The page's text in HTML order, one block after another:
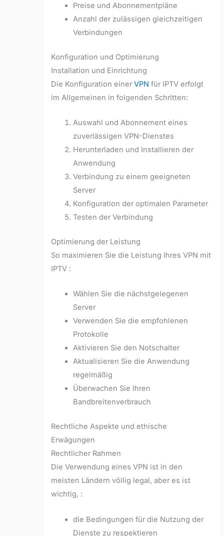
Preise und Abonnementpläne
Anzahl der zulässigen gleichzeitigen
Verbindungen
Konfiguration und Optimierung
Installation und Einrichtung
Die Konfiguration einerVPN für IPTV erfolgt
im Allgemeinen in folgenden Schritten:
Auswahl und Abonnement eines
zuverlässigen VPN-Dienstes
Herunterladen und Installieren der
Anwendung
Verbindung zu einem geeigneten
Server
Konfiguration der optimalen Parameter
Testen der Verbindung
Optimierung der Leistung
So maximieren Sie die Leistung Ihres VPN mit
IPTV :
Wählen Sie die nächstgelegenen
Server
Verwenden Sie die empfohlenen
Protokolle
Aktivieren Sie den Notschalter
Aktualisieren Sie die Anwendung
regelmäßig
Überwachen Sie Ihren
Bandbreitenverbrauch
Rechtliche Aspekte und ethische
Erwägungen
Rechtlicher Rahmen
Die Verwendung eines VPN ist in den
meisten Ländern völlig legal, aber es ist
wichtig, :
die Bedingungen für die Nutzung der
Dienste zu respektieren